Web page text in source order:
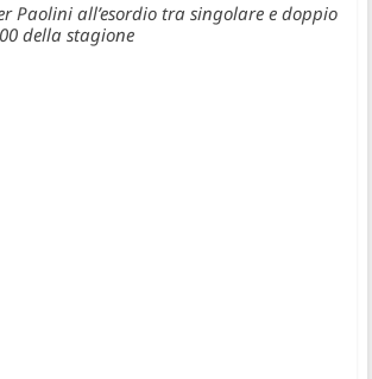
Paolini all’esordio tra singolare e doppio
della stagione